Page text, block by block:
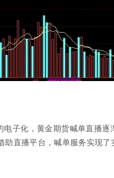
子化，黄金期货喊单直播
直播平台，喊单服务实现